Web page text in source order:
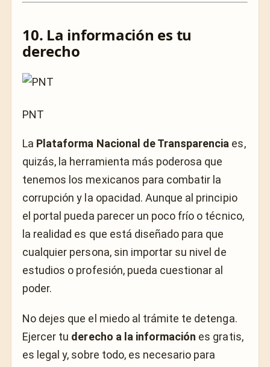
10. La información es tu
derecho
PNT
La Plataforma Nacional de Transparencia es,
quizás, la herramienta más poderosa que
tenemos los mexicanos para combatir la
corrupción y la opacidad. Aunque al principio
el portal pueda parecer un poco frío o técnico,
la realidad es que está diseñado para que
cualquier persona, sin importar su nivel de
estudios o profesión, pueda cuestionar al
poder.
No dejes que el miedo al trámite te detenga.
Ejercer tu derecho a la información es gratis,
es legal y, sobre todo, es necesario para